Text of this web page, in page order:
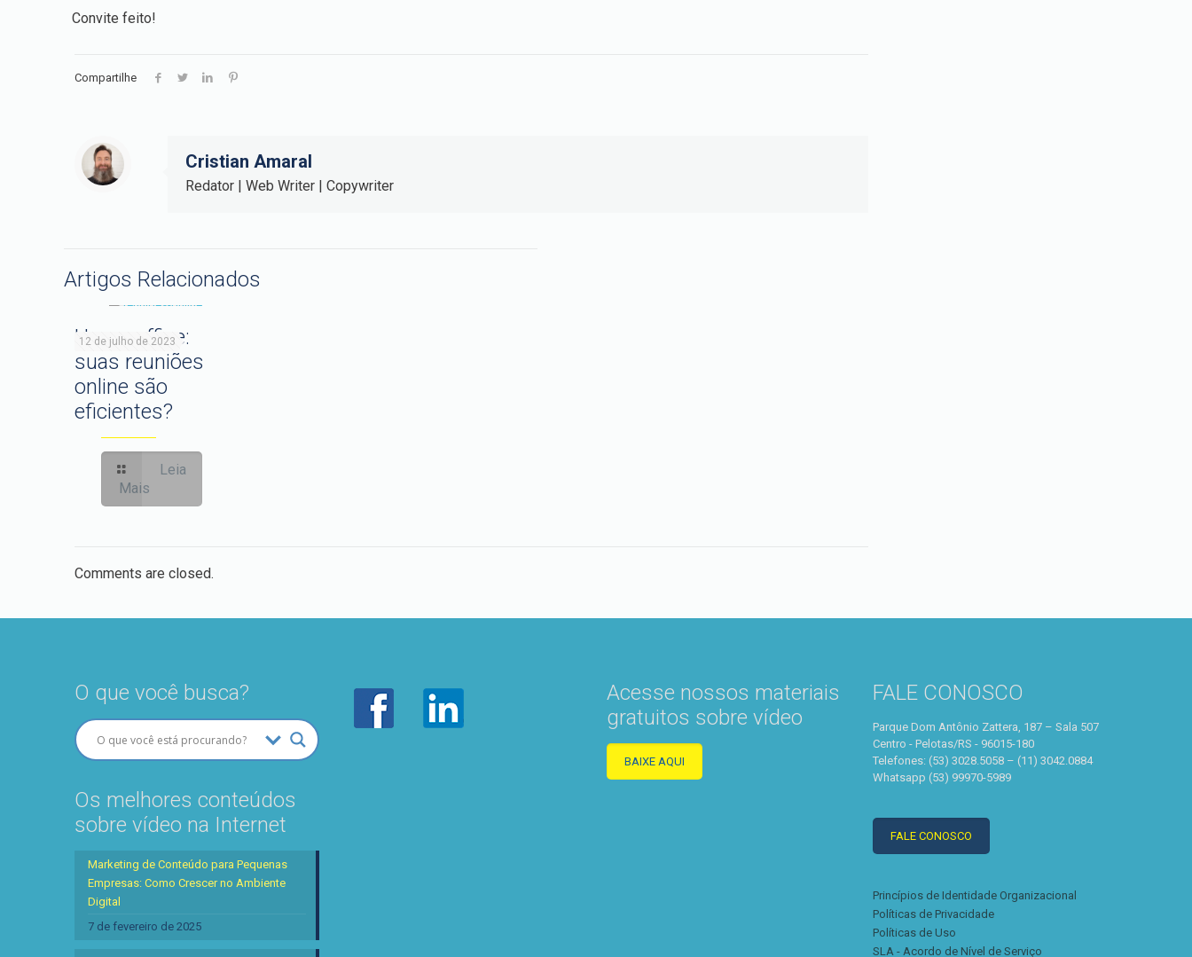
Convite feito!
Compartilhe
Cristian Amaral
Redator | Web Writer | Copywriter
Artigos Relacionados
12 de julho de 2023
Home office:
suas reuniões
online são
eficientes?
Leia
Mais
Comments are closed.
O que você busca?
Os melhores conteúdos
sobre vídeo na Internet
Marketing de Conteúdo para Pequenas
Empresas: Como Crescer no Ambiente
Digital
7 de fevereiro de 2025
Acesse nossos materiais
gratuitos sobre vídeo
BAIXE AQUI
FALE CONOSCO
Parque Dom Antônio Zattera, 187 – Sala 507
Centro - Pelotas/RS - 96015-180
Telefones: (53) 3028.5058 – (11) 3042.0884
Whatsapp (53) 99970-5989
FALE CONOSCO
Princípios de Identidade Organizacional
Políticas de Privacidade
Políticas de Uso
SLA - Acordo de Nível de Serviço